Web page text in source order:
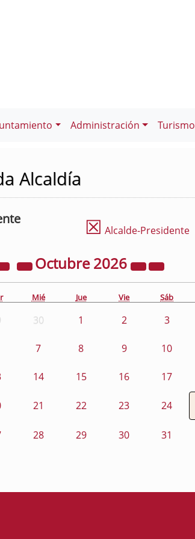
Administración Turismo
Alcaldía
☒ Alcalde-Presidente
Octubre2026
Mié Jue Vie Sáb
30 1 2 3
7 8 9 10
14 15 16 17
21 22 23 24
28 29 30 31